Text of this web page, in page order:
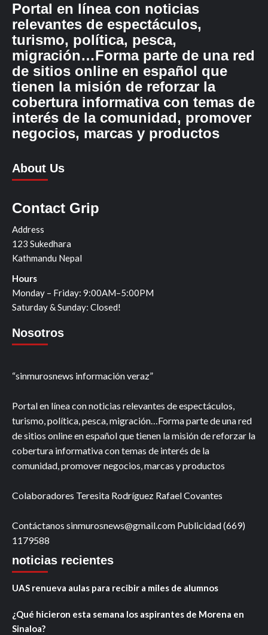
Portal en línea con noticias
relevantes de espectáculos,
turismo, política, pesca,
migración…Forma parte de una red
de sitios online en español que
tienen la misión de reforzar la
cobertura informativa con temas de
interés de la comunidad, promover
negocios, marcas y productos
About Us
Contact Grip
Address
123 Sukedhara
Kathmandu Nepal
Hours
Monday – Friday: 9:00AM–5:00PM
Saturday & Sunday: Closed!
Nosotros
“sinmurosnews información veraz”
Portal en línea con noticias relevantes de espectáculos,
turismo, política, pesca, migración…Forma parte de una red
de sitios online en español que tienen la misión de reforzar la
cobertura informativa con temas de interés de la
comunidad, promover negocios, marcas y productos
Colaboradores Teresita Rodríguez Rafael Covantes
Contáctanos sinmurosnews@gmail.com Publicidad (669)
1179588
noticias recientes
UAS renueva aulas para recibir a miles de alumnos
¿Qué hicieron esta semana los aspirantes de Morena en
Sinaloa?